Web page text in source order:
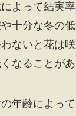
よって結実
十分な冬の
ないと花は
なることがあ
年齢によっ